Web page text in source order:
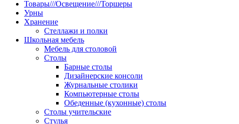
Товары///Освещение///Торшеры
Урны
Хранение
Стеллажи и полки
Школьная мебель
Мебель для столовой
Столы
Барные столы
Дизайнерские консоли
Журнальные столики
Компьютерные столы
Обеденные (кухонные) столы
Столы учительские
Стулья